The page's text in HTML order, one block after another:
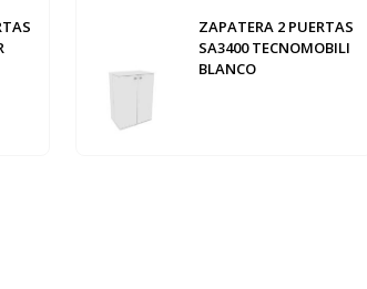
ZAPATERA 2 PUERTAS
SA3400 TECNOMOBILI
BLANCO